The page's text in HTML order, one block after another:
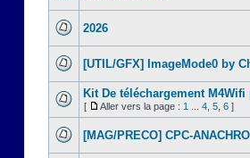
2026
[UTIL/GFX] ImageMode0 by
Kit De téléchargement M4Wifi
[ Aller vers la page : 1 4 5 6 ]
[MAG/PRECO] CPC-